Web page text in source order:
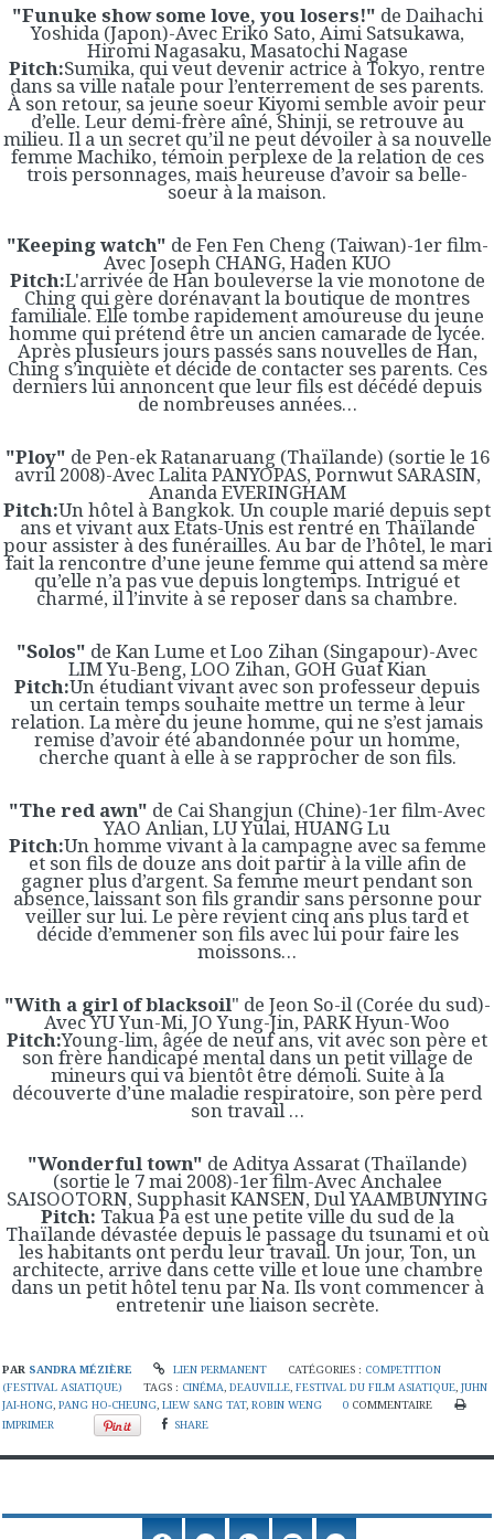
"Funuke show some love, you losers!" de Daihachi
Yoshida (Japon)-Avec Eriko Sato, Aimi Satsukawa,
Hiromi Nagasaku, Masatochi Nagase
Pitch:Sumika, qui veut devenir actrice à Tokyo, rentre
dans sa ville natale pour l’enterrement de ses parents.
À son retour, sa jeune soeur Kiyomi semble avoir peur
d’elle. Leur demi-frère aîné, Shinji, se retrouve au
milieu. Il a un secret qu’il ne peut dévoiler à sa nouvelle
femme Machiko, témoin perplexe de la relation de ces
trois personnages, mais heureuse d’avoir sa belle-
soeur à la maison.
"Keeping watch" de Fen Fen Cheng (Taiwan)-1er film-
Avec Joseph CHANG, Haden KUO
Pitch:L'arrivée de Han bouleverse la vie monotone de
Ching qui gère dorénavant la boutique de montres
familiale. Elle tombe rapidement amoureuse du jeune
homme qui prétend être un ancien camarade de lycée.
Après plusieurs jours passés sans nouvelles de Han,
Ching s’inquiète et décide de contacter ses parents. Ces
derniers lui annoncent que leur fils est décédé depuis
de nombreuses années…
"Ploy" de Pen-ek Ratanaruang (Thaïlande) (sortie le 16
avril 2008)-Avec Lalita PANYOPAS, Pornwut SARASIN,
Ananda EVERINGHAM
Pitch:Un hôtel à Bangkok. Un couple marié depuis sept
ans et vivant aux Etats-Unis est rentré en Thaïlande
pour assister à des funérailles. Au bar de l’hôtel, le mari
fait la rencontre d’une jeune femme qui attend sa mère
qu’elle n’a pas vue depuis longtemps. Intrigué et
charmé, il l’invite à se reposer dans sa chambre.
"Solos" de Kan Lume et Loo Zihan (Singapour)-Avec
LIM Yu-Beng, LOO Zihan, GOH Guat Kian
Pitch:Un étudiant vivant avec son professeur depuis
un certain temps souhaite mettre un terme à leur
relation. La mère du jeune homme, qui ne s’est jamais
remise d’avoir été abandonnée pour un homme,
cherche quant à elle à se rapprocher de son fils.
"The red awn" de Cai Shangjun (Chine)-1er film-Avec
YAO Anlian, LU Yulai, HUANG Lu
Pitch:Un homme vivant à la campagne avec sa femme
et son fils de douze ans doit partir à la ville afin de
gagner plus d’argent. Sa femme meurt pendant son
absence, laissant son fils grandir sans personne pour
veiller sur lui. Le père revient cinq ans plus tard et
décide d’emmener son fils avec lui pour faire les
moissons…
"With a girl of blacksoil" de Jeon So-il (Corée du sud)-
Avec YU Yun-Mi, JO Yung-Jin, PARK Hyun-Woo
Pitch:Young-lim, âgée de neuf ans, vit avec son père et
son frère handicapé mental dans un petit village de
mineurs qui va bientôt être démoli. Suite à la
découverte d’une maladie respiratoire, son père perd
son travail …
"Wonderful town" de Aditya Assarat (Thaïlande)
(sortie le 7 mai 2008)-1er film-Avec Anchalee
SAISOOTORN, Supphasit KANSEN, Dul YAAMBUNYING
Pitch: Takua Pa est une petite ville du sud de la
Thaïlande dévastée depuis le passage du tsunami et où
les habitants ont perdu leur travail. Un jour, Ton, un
architecte, arrive dans cette ville et loue une chambre
dans un petit hôtel tenu par Na. Ils vont commencer à
entretenir une liaison secrète.
PAR SANDRA MÉZIÈRE LIEN PERMANENT CATÉGORIES : COMPETITION
(FESTIVAL ASIATIQUE)
TAGS : CINÉMA,DEAUVILLE,FESTIVAL DU FILM ASIATIQUE,JUHN
JAI-HONG, PANG HO-CHEUNG, LIEW SANG TAT, ROBIN WENG 0 COMMENTAIRE
IMPRIMER
SHARE